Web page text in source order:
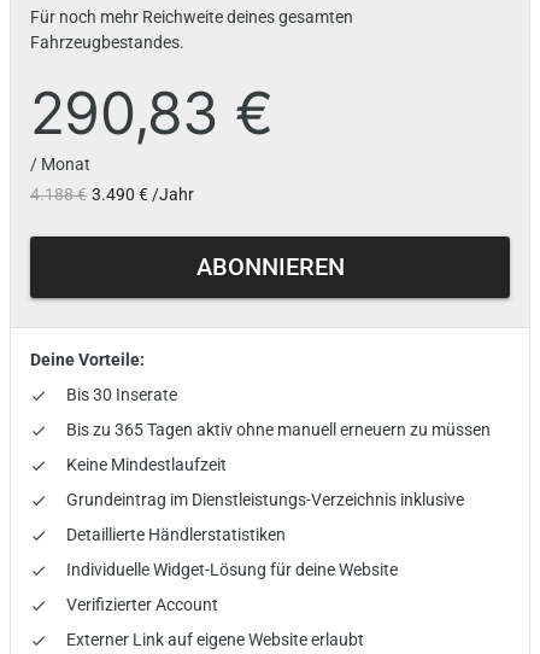
Für noch mehr Reichweite deines gesamten
Fahrzeugbestandes.
290,83 €
/ Monat
4.188 € 3.490 € /Jahr
ABONNIEREN
Deine Vorteile:
done Bis 30 Inserate
done Bis zu 365 Tagen aktiv ohne manuell erneuern zu müssen
done Keine Mindestlaufzeit
done Grundeintrag im Dienstleistungs-Verzeichnis inklusive
done Detaillierte Händlerstatistiken
done Individuelle Widget-Lösung für deine Website
done Verifizierter Account
done Externer Link auf eigene Website erlaubt